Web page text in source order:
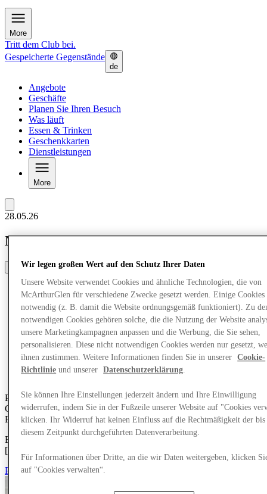
More
Tritt dem Club bei.
Gespeicherte Gegenstände
de
Angebote
Geschäfte
Planen Sie Ihren Besuch
Was läuft
Essen & Trinken
Geschenkkarten
Dienstleistungen
More
28.05.26
Neu aus PUMA
Share
PUMA bringt eine neue Auswahl fußballinspirierter Stile in unsere
Geschäfte und feiert den Geist des Spiels durch eine Mischung aus
Performance-Tradition und Lifestyle-Design.
Entdecken Sie die Kollektion diesen Sommer im McArthurGlen
[CENTRE] Designer Outlet.
Planen Sie Ihren Besuch
Wir legen großen Wert auf den Schutz Ihrer Daten
Unsere Website verwendet Cookies und ähnliche Technologien, die von
McArthurGlen für verschiedene Zwecke gesetzt werden. Einige Cookies
notwendig (z. B. damit die Website ordnungsgemäß funktioniert). Zu
notwendigen Cookies gehören solche, die die Nutzung der Website
unsere Marketingkampagnen anpassen und die Werbung, die Sie sehen,
personalisieren. Diese nicht notwendigen Cookies werden nur gesetzt,
ihnen zustimmen. Weitere Informationen finden Sie in unserer
Cookie-
Richtlinie und unserer Datenschutzerklärung.
Sie können Ihre Einstellungen jederzeit ändern und Ihre Einwilligung
widerrufen, indem Sie in der Fußzeile unserer Website auf "Cookies
klicken. Ihr Widerruf hat keinen Einfluss auf die Rechtmäßigkeit der bis
diesem Zeitpunkt durchgeführten Datenverarbeitung.
Für Informationen über Dritte, an die wir Daten weitergeben, klicken
auf "Cookies verwalten“.